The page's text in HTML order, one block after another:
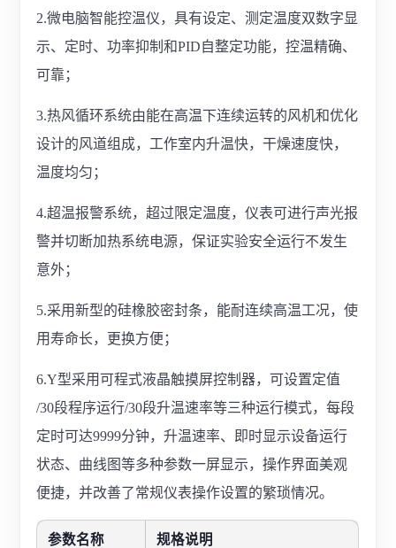
2.微电脑智能控温仪，具有设定、测定温度双数字显
示、定时、功率抑制和PID自整定功能，控温精确、
可靠；
3.热风循环系统由能在高温下连续运转的风机和优化
设计的风道组成，工作室内升温快，干燥速度快，
温度均匀；
4.超温报警系统，超过限定温度，仪表可进行声光报
警并切断加热系统电源，保证实验安全运行不发生
意外；
5.采用新型的硅橡胶密封条，能耐连续高温工况，使
用寿命长，更换方便；
6.Y型采用可程式液晶触摸屏控制器，可设置定值
/30段程序运行/30段升温速率等三种运行模式，每段
定时可达9999分钟，升温速率、即时显示设备运行
状态、曲线图等多种参数一屏显示，操作界面美观
便捷，并改善了常规仪表操作设置的繁琐情况。
参数名称 规格说明